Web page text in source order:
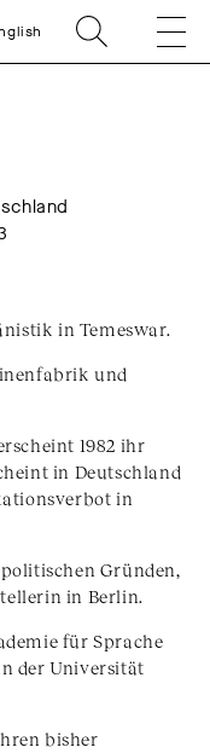
in Temeswar.
und
1982 ihr
in Deutschland
in
politischen Gründen,
in Berlin.
für Sprache
der Universität
bisher